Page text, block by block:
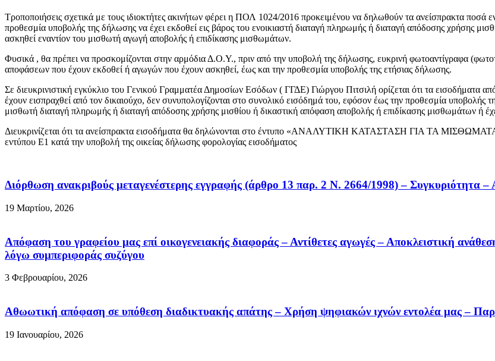
Τροποποιήσεις σχετικά με τους ιδιοκτήτες ακινήτων φέρει η ΠΟΛ 1024/2016 προκειμένου να δηλωθούν τα ανείσπρακτα ποσά
προθεσμία υποβολής της δήλωσης να έχει εκδοθεί εις βάρος του ενοικιαστή διαταγή πληρωμής ή διαταγή απόδοσης χρήσης
ασκηθεί εναντίον του μισθωτή αγωγή αποβολής ή επιδίκασης μισθωμάτων.
Φυσικά , θα πρέπει να προσκομίζονται στην αρμόδια Δ.Ο.Υ., πριν από την υποβολή της δήλωσης, ευκρινή φωτοαντίγραφα
αποφάσεων που έχουν εκδοθεί ή αγωγών που έχουν ασκηθεί, έως και την προθεσμία υποβολής της ετήσιας δήλωσης.
Σε διευκρινιστική εγκύκλιο του Γενικού Γραμματέα Δημοσίων Εσόδων ( ΓΓΔΕ) Γιώργου Πιτσιλή ορίζεται ότι τα εισοδήματα
έχουν εισπραχθεί από τον δικαιούχο, δεν συνυπολογίζονται στο συνολικό εισόδημά του, εφόσον έως την προθεσμία υποβολής
μισθωτή διαταγή πληρωμής ή διαταγή απόδοσης χρήσης μισθίου ή δικαστική απόφαση αποβολής ή επιδίκασης μισθωμάτων ή
Διευκρινίζεται ότι τα ανείσπρακτα εισοδήματα θα δηλώνονται στο έντυπο «ΑΝΑΛΥΤΙΚΗ ΚΑΤΑΣΤΑΣΗ ΓΙΑ ΤΑ
εντύπου Ε1 κατά την υποβολή της οικείας δήλωσης φορολογίας εισοδήματος
Διόρθωση ανακριβούς μεταγενέστερης εγγραφής (άρθρο 13 παρ. 2 Ν. 2664/1998) – Συγκυριότητα
19 Μαρτίου, 2026
Απόφαση του γραφείου μας επί οικογενειακής διαφοράς – Αντίθετες αγωγές – Αποκλειστική
λόγω συμπεριφοράς συζύγου
3 Φεβρουαρίου, 2026
Αθωωτική απόφαση σε υπόθεση διαδικτυακής απάτης – Χρήση ψηφιακών ιχνών εντολέα μας –
19 Ιανουαρίου, 2026